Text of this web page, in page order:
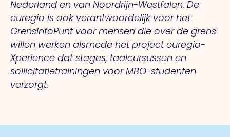
Nederland en van Noordrijn-Westfalen. De
euregio is ook verantwoordelijk voor het
GrensInfoPunt voor mensen die over de grens
willen werken alsmede het project euregio-
Xperience dat stages, taalcursussen en
sollicitatietrainingen voor MBO-studenten
verzorgt.